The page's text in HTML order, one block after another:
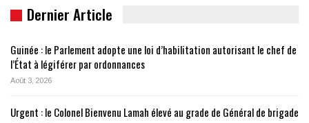
Dernier Article
Guinée : le Parlement adopte une loi d’habilitation autorisant le chef de
l’État à légiférer par ordonnances
Août 3, 2026
Urgent : le Colonel Bienvenu Lamah élevé au grade de Général de brigade